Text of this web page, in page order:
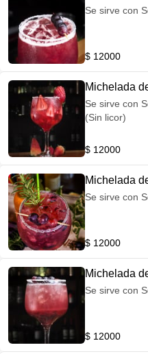
Se sirve con
$ 12000
Michelada
Se sirve con
(Sin licor)
$ 12000
Michelada
Se sirve con
$ 12000
Michelada
Se sirve con
$ 12000